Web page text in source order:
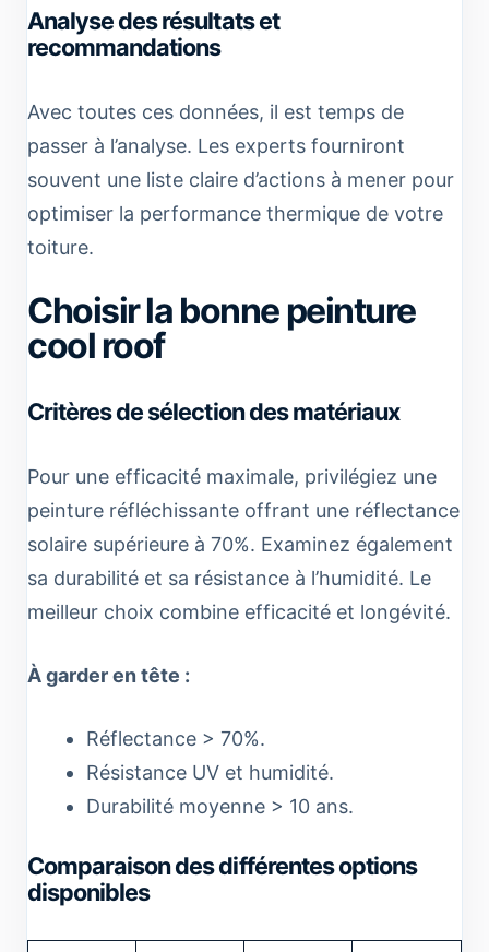
Analyse des résultats et
recommandations
Avec toutes ces données, il est temps de
passer à l’analyse. Les experts fourniront
souvent une liste claire d’actions à mener pour
optimiser la performance thermique de votre
toiture.
Choisir la bonne peinture
cool roof
Critères de sélection des matériaux
Pour une efficacité maximale, privilégiez une
peinture réfléchissante offrant une réflectance
solaire supérieure à 70%. Examinez également
sa durabilité et sa résistance à l’humidité. Le
meilleur choix combine efficacité et longévité.
À garder en tête :
Réflectance > 70%.
Résistance UV et humidité.
Durabilité moyenne > 10 ans.
Comparaison des différentes options
disponibles